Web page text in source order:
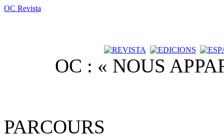
OC Revista
OC : « NOUS
PARCOURS